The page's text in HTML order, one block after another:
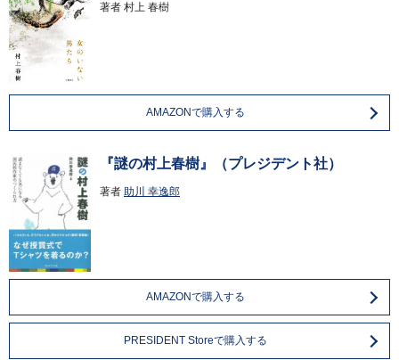
著者 村上 春樹
AMAZONで購入する
『謎の村上春樹』（プレジデント社）
著者 助川 幸逸郎
AMAZONで購入する
PRESIDENT Storeで購入する